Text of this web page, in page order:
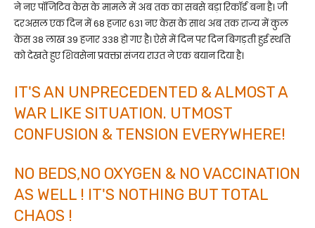
ने नए पॉजिटिव केस के मामले में अब तक का सबसे बड़ा रिकॉर्ड बना है। जी
दरअसल एक दिन में 68 हजार 631 नए केस के साथ अब तक राज्य में कुल
केस 38 लाख 39 हजार 338 हो गए है। ऐसे में दिन पर दिन बिगड़ती हुई स्थति
को देखते हुए शिवसेना प्रवक्ता संजय राउत ने एक बयान दिया है।
IT'S AN UNPRECEDENTED & ALMOST A
WAR LIKE SITUATION. UTMOST
CONFUSION & TENSION EVERYWHERE!
NO BEDS,NO OXYGEN & NO VACCINATION
AS WELL ! IT'S NOTHING BUT TOTAL
CHAOS !